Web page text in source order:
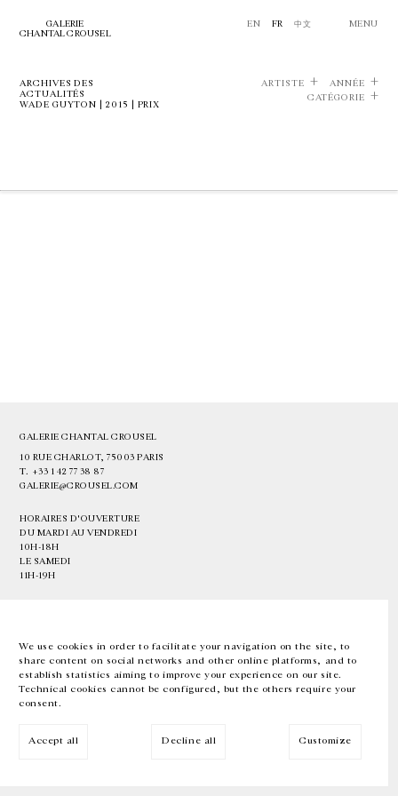
We use cookies in order to facilitate your navigation on the site, to
share content on social networks and other online platforms, and to
establish statistics aiming to improve your experience on our site.
Technical cookies cannot be configured, but the others require your
consent.
Accept all Decline all Customize
GALERIE
CHANTAL CROUSEL
EN FR 中文 MENU
ARCHIVES DES
ACTUALITÉS
WADE GUYTON | 2015 | PRIX
ARTISTE
ANNÉE
CATÉGORIE
GALERIE CHANTAL CROUSEL
10 RUE CHARLOT, 75003 PARIS
T. +33 1 42 77 38 87
GALERIE@CROUSEL.COM
HORAIRES D'OUVERTURE
DU MARDI AU VENDREDI
10H-18H
LE SAMEDI
11H-19H
EN FR 中文 Facebook Instagram
Inscrivez-vous à notre newsletter